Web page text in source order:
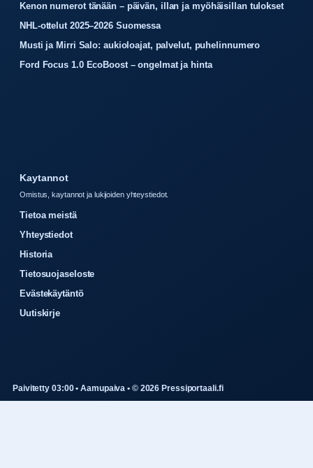
Kenon numerot tänään – päivän, illan ja myöhäisillan tulokset
NHL-ottelut 2025–2026 Suomessa
Musti ja Mirri Salo: aukioloajat, palvelut, puhelinnumero
Ford Focus 1.0 EcoBoost – ongelmat ja hinta
Kaytannot
Omistus, kaytannot ja lukijoiden yhteystiedot.
Tietoa meistä
Yhteystiedot
Historia
Tietosuojaseloste
Evästekäytäntö
Uutiskirje
Paivitetty 03:00 • Aamupaiva • © 2026 Pressiportaali.fi